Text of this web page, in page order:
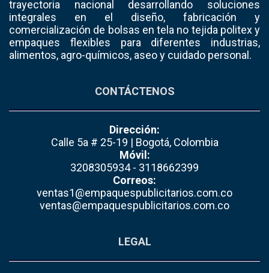
trayectoria nacional desarrollando soluciones
integrales en el diseño, fabricación y
comercialización de bolsas en tela no tejida politex y
empaques flexibles para diferentes industrias,
alimentos, agro-químicos, aseo y cuidado personal.
CONTÁCTENOS
Dirección:
Calle 5a # 25-19 | Bogotá, Colombia
Móvil:
3208305934 - 3118662399
Correos:
ventas1@empaquespublicitarios.com.co
ventas@empaquespublicitarios.com.co
LEGAL